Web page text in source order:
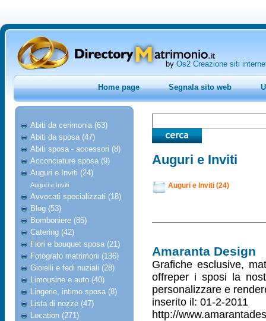
by Os2 Creazione siti
Home page Segnala sito web
Abiti da cerimonia (63)
Abiti da sposa (47)
Abiti sposa - accessori (8)
Acconciature sposa (9)
Auguri e Inviti (24)
Auguri e Inviti
Avvocati specializzati (18)
Blog (53)
Bomboniere (85)
Catering (42)
Fiori e bouquet sposa (21)
Fotografo matrimoni (136)
Gioielli e fedi nuziali (28)
Limousine e auto (40)
Lingerie, intimo sposa (8)
Lista di nozze (47)
Location (271)
Auguri e Inviti
Auguri e Inviti (24)
Amaranta Design
Grafiche esclusive,
offreper i sposi la
personalizzare e
inserito il: 01-2-2011
http://